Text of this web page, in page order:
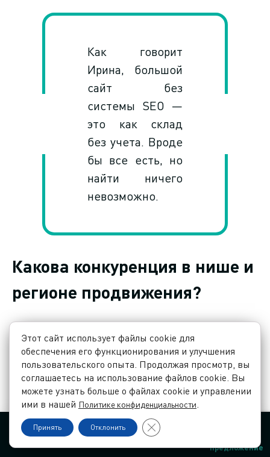
Как говорит
Ирина, большой
сайт без
системы SEO —
это как склад
без учета. Вроде
бы все есть, но
найти ничего
невозможно.
Какова конкуренция в нише и
регионе продвижения?
Конкуренция — вещь коварная. Она зависит
не только от ниши, но и от географии.
Груминг в маленьком городе и груминг в
Киеве — это разные лиги. Ремонт квартир в
районе и в центре столицы — тоже.
И вот здесь команда часто «выигрывает»
именно скоростью и «широтой» работ.
Контакты Язык Заказать звонок
предложение
Этот сайт использует файлы cookie для
обеспечения его функционирования и улучшения
пользовательского опыта. Продолжая просмотр, вы
соглашаетесь на использование файлов cookie. Вы
можете узнать больше о файлах cookie и управлении
ими в нашей Политике конфиденциальности.
Принять Отклонить Закрыть баннер cookie GDPR